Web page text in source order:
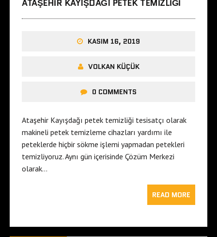
ATAŞEHIR KAYIŞDAĞI PETEK TEMIZLIĞI
KASIM 16, 2019
VOLKAN KÜÇÜK
0 COMMENTS
Ataşehir Kayışdağı petek temizliği tesisatçı olarak
makineli petek temizleme cihazları yardımı ile
peteklerde hiçbir sökme işlemi yapmadan petekleri
temizliyoruz. Aynı gün içerisinde Çözüm Merkezi
olarak…
READ MORE